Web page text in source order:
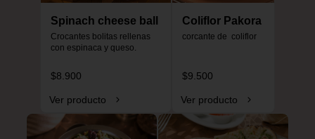
Spinach cheese ball
Crocantes bolitas rellenas
con espinaca y queso.
$8.900
Ver producto
Coliflor Pakora
corcante de  coliflor
$9.500
Ver producto